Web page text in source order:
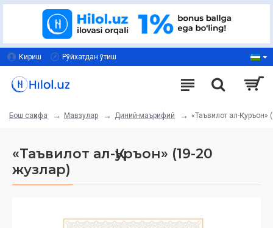
Кириш Рўйхатдан ўтиш
Бош саҳифа Мавзулар Диний-маърифий «Таъвилот ал-Қуръон»
«Таъвилот ал-Қуръон» (19-20
жузлар)